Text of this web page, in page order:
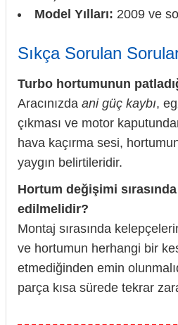
Model Yılları: 2009 ve
Sıkça Sorulan
Turbo hortumunun
Aracınızda ani güç kaybı,
çıkması ve motor
hava kaçırma sesi, hortumun
yaygın belirtileridir.
Hortum değişimi
edilmelidir?
Montaj sırasında
ve hortumun herhangi bir
etmediğinden emin
parça kısa sürede tekrar